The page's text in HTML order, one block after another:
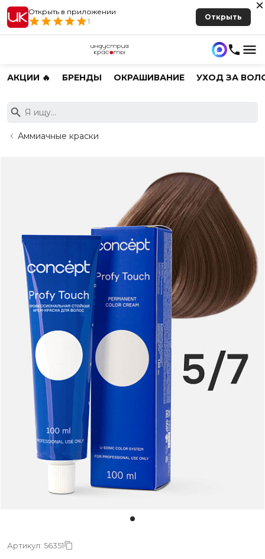
Открыть в приложении
1
Открыть
АКЦИИ 🔥 БРЕНДЫ ОКРАШИВАНИЕ УХОД ЗА
Аммиачные краски
Артикул: 56351